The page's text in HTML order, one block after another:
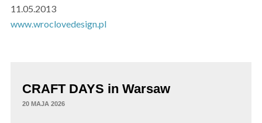
11.05.2013
www.wroclovedesign.pl
CRAFT DAYS in Warsaw
20 MAJA 2026